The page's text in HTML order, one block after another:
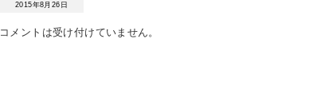
2015年8月26日
コメントは受け付けていません。